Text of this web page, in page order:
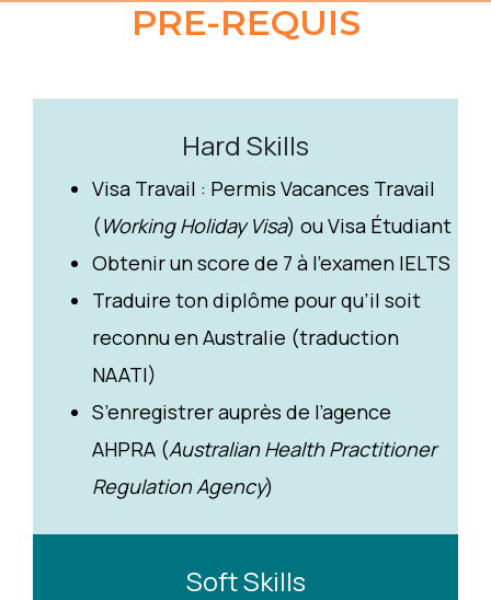
PRE-REQUIS
Hard Skills
Visa Travail : Permis Vacances Travail
(Working Holiday Visa) ou Visa Étudiant
Obtenir un score de 7 à l’examen IELTS
Traduire ton diplôme pour qu’il soit
reconnu en Australie (traduction
NAATI)
S’enregistrer auprès de l’agence
AHPRA (Australian Health Practitioner
Regulation Agency)
Soft Skills